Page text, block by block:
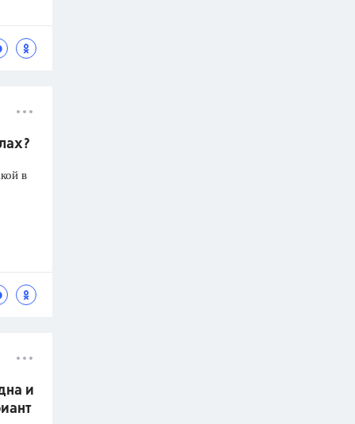
в
и